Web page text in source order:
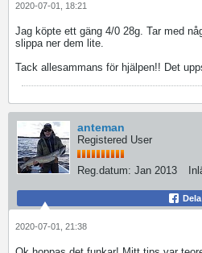
2020-07-01, 18:21
Jag köpte ett gäng 4/0 28g. Tar med
slippa ner dem lite.
Tack allesammans för hjälpen!! Det
anteman
Registered User
Reg.datum: Jan 2013
Dela
2020-07-01, 21:38